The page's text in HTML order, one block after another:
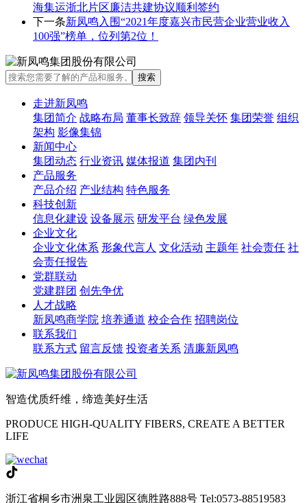
海集运浙北片区廉洁共建协议顺利签约
下一条新凤鸣入围“2021年度嘉兴市民营企业营业收入
100强”榜单，位列第2位！
走进新凤鸣
集团简介 战略布局 董事长致辞 领导关怀 集团荣誉 组织
架构 影像集锦
新闻中心
集团动态 行业资讯 媒体报道 集团内刊
产品服务
产品介绍 产业结构 特色服务
科技创新
信息化建设 设备展示 研发平台 绿色发展
企业文化
企业文化体系 形象代言人 文化活动 主题年 社会责任 社
会责任报告
党群联动
党建群团 创先争优
人才战略
新凤鸣商学院 培养通道 校企合作 招聘岗位
联系我们
联系方式 留言反馈 投资者关系 清廉新凤鸣
智造优质纤维，缔造美好生活
PRODUCE HIGH-QUALITY FIBERS, CREATE A BETTER
LIFE
浙江省桐乡市洲泉工业园区德胜路888号 Tel:0573-88519583